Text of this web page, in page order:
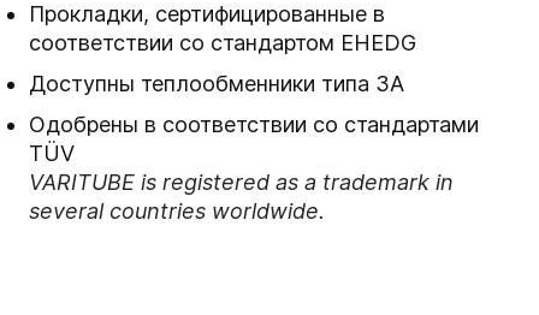
Прокладки, сертифицированные в
соответствии со стандартом EHEDG
Доступны теплообменники типа 3A
Одобрены в соответствии со стандартами
TÜV
VARITUBE is registered as a trademark in
several countries worldwide.